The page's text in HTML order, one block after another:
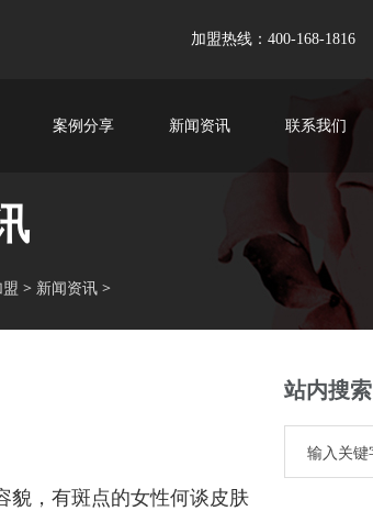
加盟热线：400-168-1816
案例分享 新闻资讯 联系我们
> 新闻资讯 >
，有斑点的女性何谈皮肤
站内搜索